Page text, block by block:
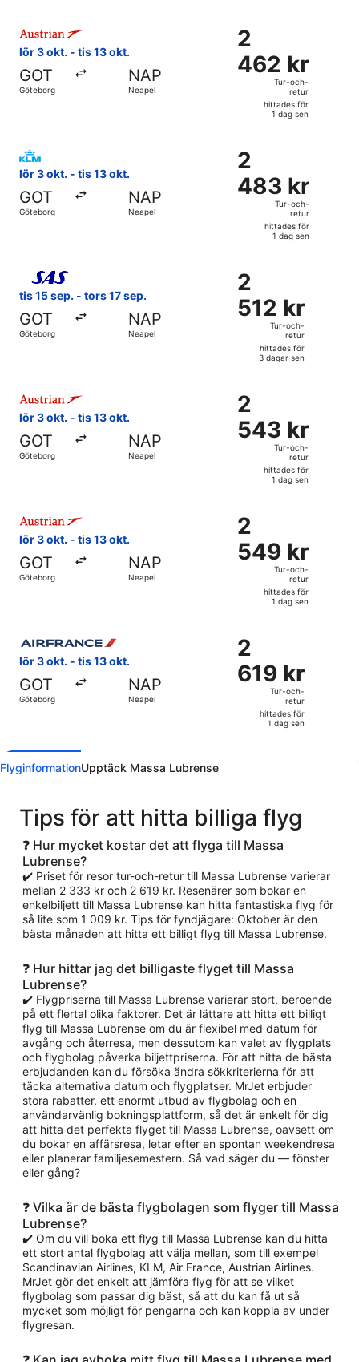
dag
sen
lör 3 okt. - tis 13 okt.
GOT
Göteborg
NAP
Neapel
2
462 kr
Tur-
retur,
hittades
dag
sen
2
462 kr
Tur-och-
retur
hittades för
1 dag sen
lör 3 okt. - tis 13 okt.
GOT
Göteborg
NAP
Neapel
2
483 kr
Tur-
retur,
hittades
dag
sen
2
483 kr
Tur-och-
retur
hittades för
1 dag sen
Välj flyg med KLM, med avresa lör 3 okt. från
tis 15 sep. - tors 17 sep.
GOT
Göteborg
NAP
Neapel
2
512 kr
Tur-
retur,
hittades
dagar
sen
2
512 kr
Tur-och-
retur
hittades för
3 dagar sen
Välj flyg med Scandinavian Airlines, med avresa tis 15
lör 3 okt. - tis 13 okt.
GOT
Göteborg
NAP
Neapel
2
543 kr
Tur-
retur,
hittades
dag
sen
2
543 kr
Tur-och-
retur
hittades för
1 dag sen
lör 3 okt. - tis 13 okt.
GOT
Göteborg
NAP
Neapel
2
549 kr
Tur-
retur,
hittades
dag
sen
2
549 kr
Tur-och-
retur
hittades för
1 dag sen
lör 3 okt. - tis 13 okt.
GOT
Göteborg
NAP
Neapel
2
619 kr
Tur-
retur,
hittades
sen
2
619 kr
Tur-och-
retur
hittades för
1 dag sen
FlyginformationUpptäck Massa Lubrense
Tips för att hitta billiga flyg
❓ Hur mycket kostar det att flyga till Massa
Lubrense?
✔️ Priset för resor tur-och-retur till Massa Lubrense varierar
mellan 2 333 kr och 2 619 kr. Resenärer som bokar en
enkelbiljett till Massa Lubrense kan hitta fantastiska flyg för
så lite som 1 009 kr. Tips för fyndjägare: Oktober är den
bästa månaden att hitta ett billigt flyg till Massa Lubrense.
❓ Hur hittar jag det billigaste flyget till Massa
Lubrense?
✔️ Flygpriserna till Massa Lubrense varierar stort, beroende
på ett flertal olika faktorer. Det är lättare att hitta ett billigt
flyg till Massa Lubrense om du är flexibel med datum för
avgång och återresa, men dessutom kan valet av flygplats
och flygbolag påverka biljettpriserna. För att hitta de bästa
erbjudanden kan du försöka ändra sökkriterierna för att
täcka alternativa datum och flygplatser. MrJet erbjuder
stora rabatter, ett enormt utbud av flygbolag och en
användarvänlig bokningsplattform, så det är enkelt för dig
att hitta det perfekta flyget till Massa Lubrense, oavsett om
du bokar en affärsresa, letar efter en spontan weekendresa
eller planerar familjesemestern. Så vad säger du — fönster
eller gång?
❓ Vilka är de bästa flygbolagen som flyger till Massa
Lubrense?
✔️ Om du vill boka ett flyg till Massa Lubrense kan du hitta
ett stort antal flygbolag att välja mellan, som till exempel
Scandinavian Airlines, KLM, Air France, Austrian Airlines.
MrJet gör det enkelt att jämföra flyg för att se vilket
flygbolag som passar dig bäst, så att du kan få ut så
mycket som möjligt för pengarna och kan koppla av under
flygresan.